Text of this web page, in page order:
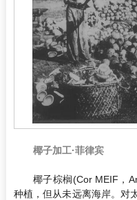
椰子加工·菲律宾
椰子棕榈(Cor MEIF，
种植，但从未远离海岸。对